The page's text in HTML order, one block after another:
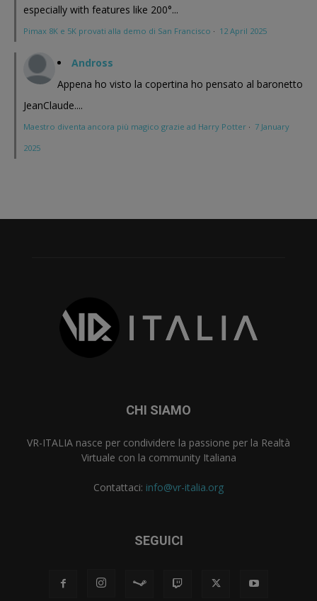
especially with features like 200°...
Pimax 8K e 5K provati alla demo di San Francisco · 12 April 2025
Andross
Appena ho visto la copertina ho pensato al baronetto
JeanClaude....
Maestro diventa ancora più magico grazie ad Harry Potter · 7 January
2025
CHI SIAMO
VR-ITALIA nasce per condividere la passione per la Realtà
Virtuale con la community Italiana
Contattaci: info@vr-italia.org
SEGUICI